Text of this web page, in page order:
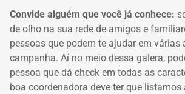
Convide alguém que você já conhece:
de olho na sua rede de amigos e
pessoas que podem te ajudar em várias
campanha. Aí no meio dessa galera,
pessoa que dá check em todas as
boa coordenadora deve ter que listamos